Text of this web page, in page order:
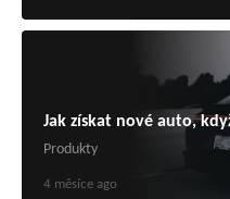
Jak získat nové auto,
Produkty
4 měsíce ago